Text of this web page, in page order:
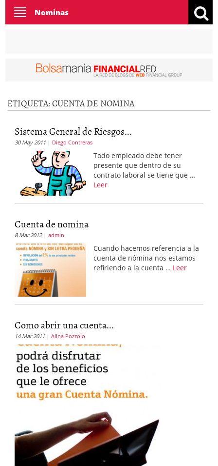
Toggle
navigation
Nominas
ETIQUETA:CUENTA DE NOMINA
Sistema General de Riesgos...
30 May 2011 Diego Contreras
Todo empleado debe tener
presente que dentro de su
contrato laboral se tiene que …
Leer
Cuenta de nomina
8 Mar 2012 admin
Cuando hacemos referencia a la
cuenta de nómina nos estamos
refiriendo a la cuenta … Leer
Como abrir una cuenta...
14 Mar 2011 Alina Pozzolo